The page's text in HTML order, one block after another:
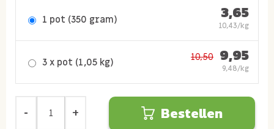
1 pot (350 gram) 3,65
10,43/kg
3 x pot (1,05 kg) 10,50 9,95
9,48/kg
Bestellen